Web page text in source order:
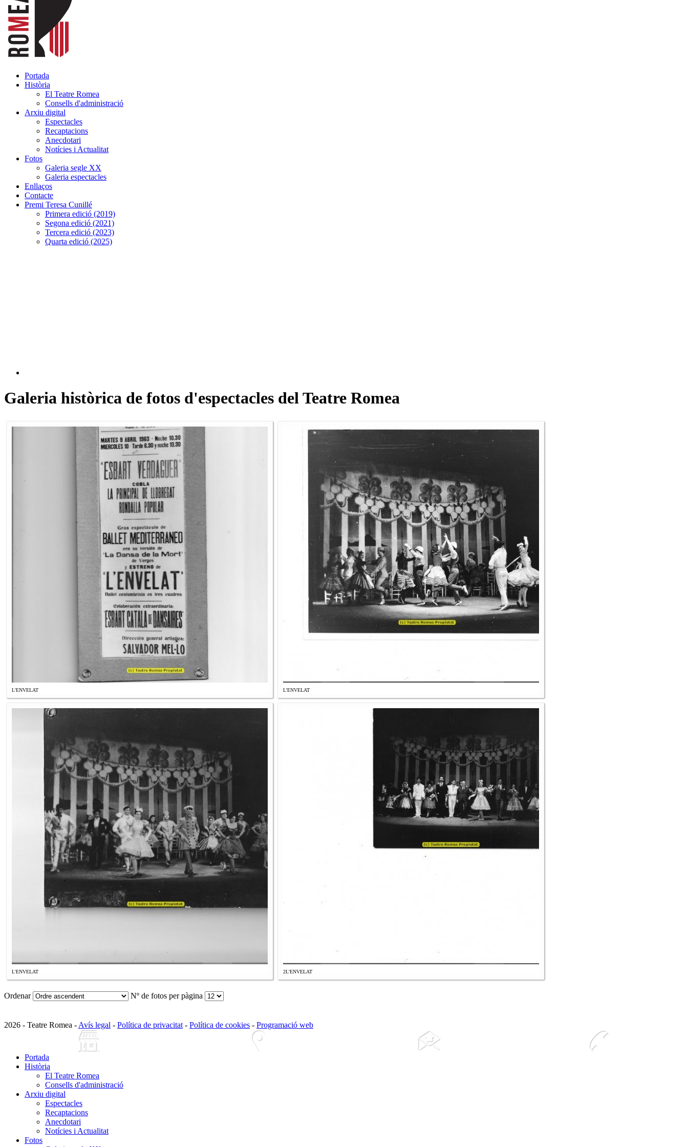
Portada
Història
El Teatre Romea
Consells d'administració
Arxiu digital
Espectacles
Recaptacions
Anecdotari
Notícies i Actualitat
Fotos
Galeria segle XX
Galeria espectacles
Enllaços
Contacte
Premi Teresa Cunillé
Primera edició (2019)
Segona edició (2021)
Tercera edició (2023)
Quarta edició (2025)
Galeria històrica de fotos d'espectacles del Teatre Romea
L'ENVELAT L'ENVELAT
L'ENVELAT 2L'ENVELAT
Ordenar Nº de fotos per pàgina
2026 - Teatre Romea - Avís legal - Política de privacitat - Política de cookies - Programació web
Portada
Història
El Teatre Romea
Consells d'administració
Arxiu digital
Espectacles
Recaptacions
Anecdotari
Notícies i Actualitat
Fotos